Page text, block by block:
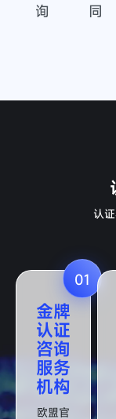
询
同
认
01
金牌
认证
咨询
服务
机构
欧盟官